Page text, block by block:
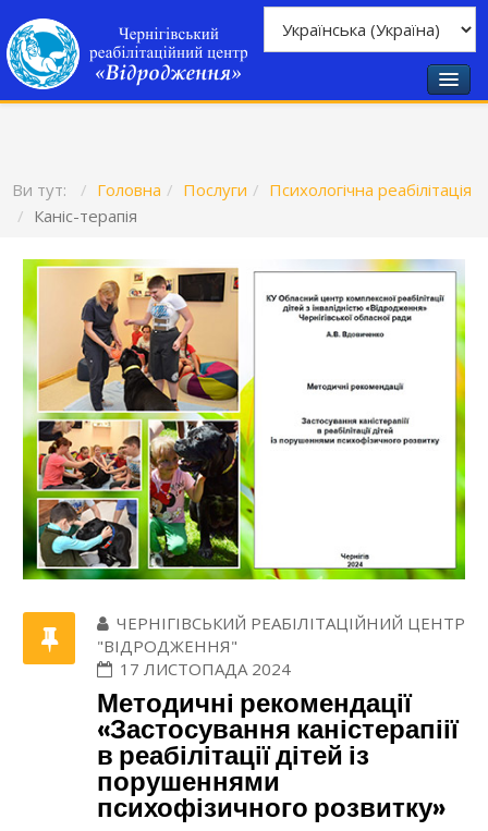
Ви тут: Головна Послуги
Психологічна реабілітація
Каніс-терапія
ЧЕРНІГІВСЬКИЙ РЕАБІЛІТАЦІЙНИЙ ЦЕНТР
"ВІДРОДЖЕННЯ"
17 ЛИСТОПАДА 2024
Методичні рекомендації
«Застосування каністерапіії
в реабілітації дітей із
порушеннями
психофізичного розвитку»